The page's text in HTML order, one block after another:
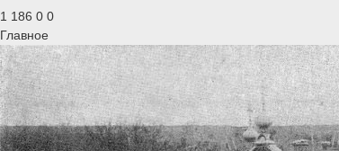
1 186 0 0
Главное